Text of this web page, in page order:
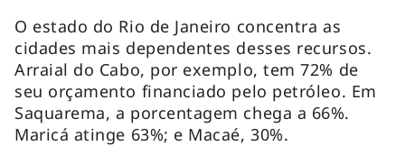
O estado do Rio de Janeiro concentra as
cidades mais dependentes desses recursos.
Arraial do Cabo, por exemplo, tem 72% de
seu orçamento financiado pelo petróleo. Em
Saquarema, a porcentagem chega a 66%.
Maricá atinge 63%; e Macaé, 30%.